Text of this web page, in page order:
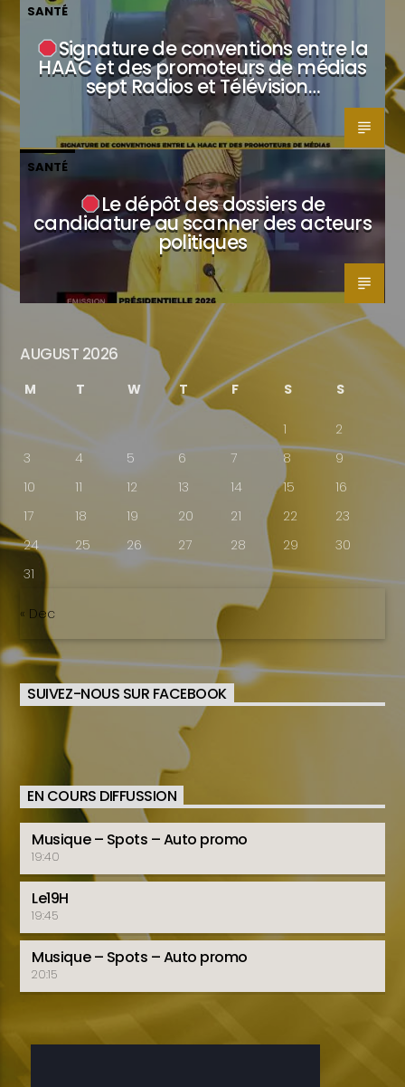
SANTÉ
Signature de conventions entre la
HAAC et des promoteurs de médias
sept Radios et Télévision…
SANTÉ
Le dépôt des dossiers de
candidature au scanner des acteurs
politiques
AUGUST 2026
M T W T F S S
1
2
3
4 5 6 7 8
9
10
11 12 13 14 15
16
17
18 19 20 21 22
23
24
25 26 27 28 29
30
31
« Dec
SUIVEZ-NOUS SUR FACEBOOK
EN COURS DIFFUSSION
Musique – Spots – Auto promo
19:40
Le19H
19:45
Musique – Spots – Auto promo
20:15